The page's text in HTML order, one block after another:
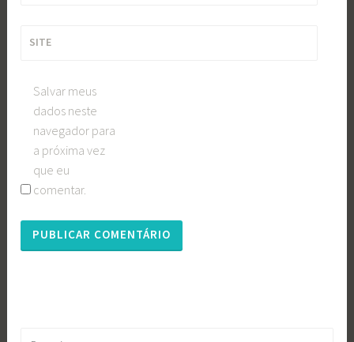
SITE
Salvar meus
dados neste
navegador para
a próxima vez
que eu
comentar.